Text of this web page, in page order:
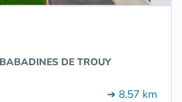
DE TROUY
➔ 8.57 km